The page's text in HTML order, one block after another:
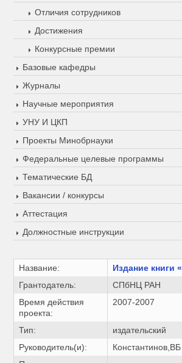
Отличия сотрудников
Достижения
Конкурсные премии
Базовые кафедры
Журналы
Научные мероприятия
УНУ И ЦКП
Проекты Минобрнауки
Федеральные целевые программы
Тематические БД
Вакансии / конкурсы
Аттестация
Должностные инструкции
Название:
Издание книги
Грантодатель:
СПбНЦ РАН
Время действия
проекта:
2007-2007
Тип:
издательский
Руководитель(и):
Константинов,ВБ